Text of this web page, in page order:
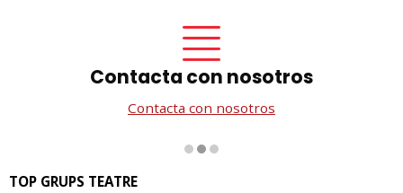
Contacta con nosotros
Contacta con nosotros
TOP GRUPS TEATRE